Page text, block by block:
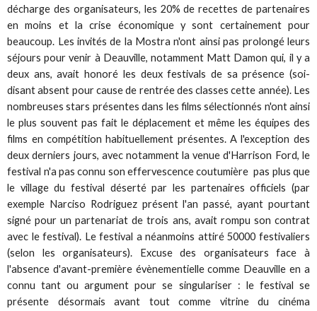
décharge des organisateurs, les 20% de recettes de partenaires
en moins et la crise économique y sont certainement pour
beaucoup. Les invités de la Mostra n'ont ainsi pas prolongé leurs
séjours pour venir à Deauville, notamment Matt Damon qui, il y a
deux ans, avait honoré les deux festivals de sa présence (soi-
disant absent pour cause de rentrée des classes cette année). Les
nombreuses stars présentes dans les films sélectionnés n'ont ainsi
le plus souvent pas fait le déplacement et même les équipes des
films en compétition habituellement présentes. A l'exception des
deux derniers jours, avec notamment la venue d'Harrison Ford, le
festival n'a pas connu son effervescence coutumière pas plus que
le village du festival déserté par les partenaires officiels (par
exemple Narciso Rodriguez présent l'an passé, ayant pourtant
signé pour un partenariat de trois ans, avait rompu son contrat
avec le festival). Le festival a néanmoins attiré 50000 festivaliers
(selon les organisateurs). Excuse des organisateurs face à
l'absence d'avant-première évènementielle comme Deauville en a
connu tant ou argument pour se singulariser : le festival se
présente désormais avant tout comme vitrine du cinéma